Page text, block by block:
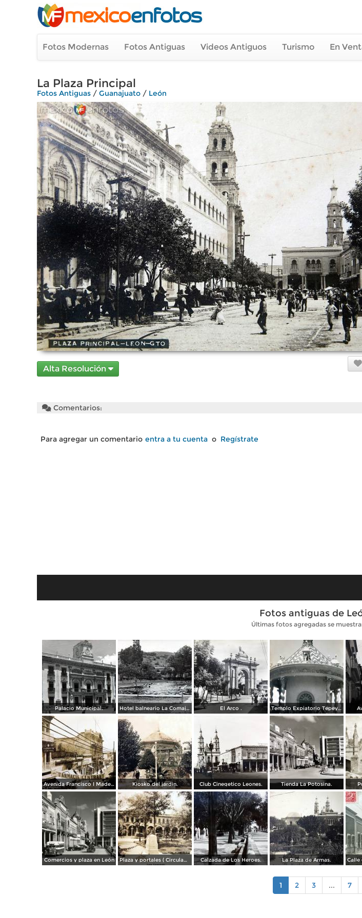
Fotos Modernas Fotos Antiguas Videos Antiguos Turismo En
La Plaza Principal
Fotos Antiguas / Guanajuato / León
Alta Resolución
Comentarios:
Para agregar un comentario entra a tu cuenta o Regístrate
Fotos antiguas de
Últimas fotos agregadas se
Palacio Municipal. Hotel balneario La Comajilla León, Guanajuato El Arco . Templo Expiatorio Tepeyac.
Avenida Francisco I Madero. Kiosko del jardin. Club Cinegetico Leones. Tienda La Potosina.
Comercios y plaza en León Plaza y portales ( Circulada el 4 de Agosto de 1929 ). Calzada de Los Heroes. La Plaza de Armas.
1 2 3 ... 7